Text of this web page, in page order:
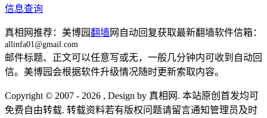
信息查询
真相网推荐：美博园翻墙网自动回复获取最新翻墙软件信箱：
allinfa01@gmail.com
邮件标题、正文可以任意写或无，一般几分钟内可收到自动回
信。美博园会根据软件升级情况随时更新索取内容。
Copyright © 2007 - 2026 , Design by 真相网. 本站原创首发均可
免费自由转载. 转载资料若有版权问题请留言通知管理员及时